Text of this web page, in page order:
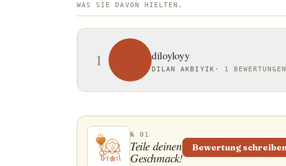
WAS SIE DAVON HIELTEN.
1 diloyloyy
DILAN AKBIYIK · 1
№ 01
Teile deinen
Geschmack!
Bewertung